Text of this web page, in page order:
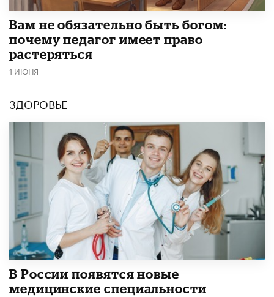
​Вам не обязательно быть богом:
почему педагог имеет право
растеряться
1 ИЮНЯ
ЗДОРОВЬЕ
В России появятся новые
медицинские специальности